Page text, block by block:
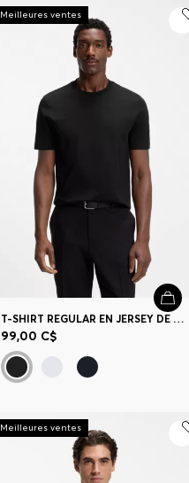
Meilleures ventes
T-SHIRT REGULAR EN JERSEY DE COTON
99,00 C$
Meilleures ventes